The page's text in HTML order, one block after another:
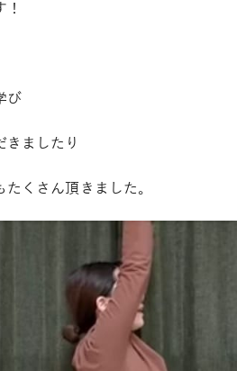
び
きましたり
くさん頂きました。